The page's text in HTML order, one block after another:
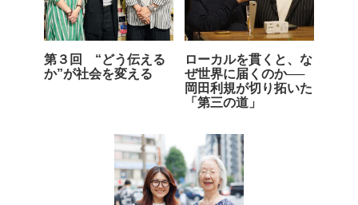
第３回 “どう伝える
か”が社会を変える
ローカルを貫くと、な
ぜ世界に届くのか──
岡田利規が切り拓いた
「第三の道」